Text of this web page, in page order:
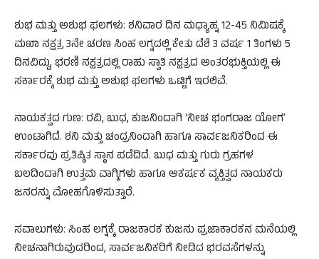
​ಶುಭ ಮತ್ತು ಅಶುಭ ಫಲಗಳು: ಶನಿವಾರ ದಿನ ಮಧ್ಯಾಹ್ನ 12-45 ನಿಮಿಷಕ್ಕೆ
ಮಖಾ ನಕ್ಷತ್ರ 3ನೇ ಚರಣ ಸಿಂಹ ಲಗ್ನದಲ್ಲಿ ಕೇತು ದೆಶೆ 3 ವರ್ಷ 1 ತಿಂಗಳು 5
ದಿನವಿದ್ದು, ಭರಣಿ ನಕ್ಷತ್ರದಲ್ಲಿ ರಾಹು ಸ್ವಾತಿ ನಕ್ಷತ್ರದ ಅಂತರಭುಕ್ತಿಯಲ್ಲಿ ಈ
ಸರ್ಕಾರಕ್ಕೆ ಶುಭ ಮತ್ತು ಅಶುಭ ಫಲಗಳು ಒಟ್ಟಿಗೆ ಇರಲಿವೆ.
​ನಾಯಕತ್ವದ ಗುಣ: ರವಿ, ಬುಧ, ಕುಜನಿಂದಾಗಿ ‘ನೀಚ ಭಂಗರಾಜ ಯೋಗ’
ಉಂಟಾಗಿದೆ. ಶನಿ ಮತ್ತು ಚಂದ್ರನಿಂದಾಗಿ ಹಾಗೂ ಸಾರ್ವಜನಿಕರಿಂದ ಈ
ಸರ್ಕಾರವು ಪ್ರತಿಷ್ಠಿತ ಸ್ಥಾನ ಪಡೆದಿದೆ. ಬುಧ ಮತ್ತು ಗುರು ಗ್ರಹಗಳ
ಬಲದಿಂದಾಗಿ ಉತ್ತಮ ವಾಗ್ಮಿಗಳು ಹಾಗೂ ಆಕರ್ಷಕ ವ್ಯಕ್ತಿತ್ವದ ನಾಯಕರು
ಜನರನ್ನು ಮೋಹಗೊಳಿಸುತ್ತಾರೆ.
​ಸವಾಲುಗಳು: ಸಿಂಹ ಲಗ್ನಕ್ಕೆ ರಾಜಕಾರಕ ಕುಜನು ಪ್ರಜಾಕಾರಕನ ಮನೆಯಲ್ಲಿ
ನೀಚನಾಗಿರುವುದರಿಂದ, ಸಾರ್ವಜನಿಕರಿಗೆ ನೀಡಿದ ಭರವಸೆಗಳನ್ನು